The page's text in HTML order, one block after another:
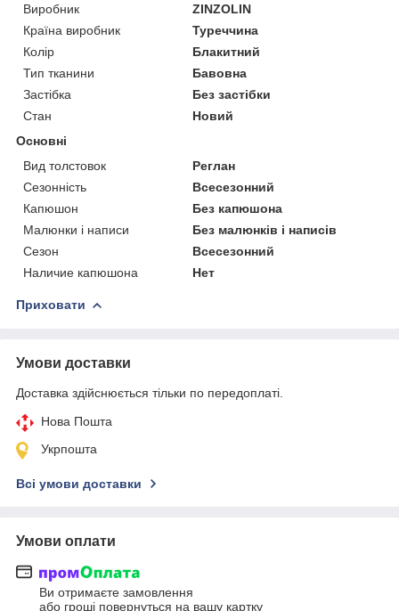
Виробник
ZINZOLIN
Країна виробник
Туреччина
Колір
Блакитний
Тип тканини
Бавовна
Застібка
Без застібки
Стан
Новий
Основні
Вид толстовок
Реглан
Сезонність
Всесезонний
Капюшон
Без капюшона
Малюнки і написи
Без малюнків і написів
Сезон
Всесезонний
Наличие капюшона
Нет
Приховати
Умови доставки
Доставка здійснюється тільки по передоплаті.
Нова Пошта
Укрпошта
Всі умови доставки
Умови оплати
Ви отримаєте замовлення
або гроші повернуться на вашу картку